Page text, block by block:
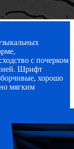
с почерком
Шрифт
хорошо
мягким